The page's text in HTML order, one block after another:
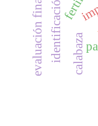
identificación calabaza